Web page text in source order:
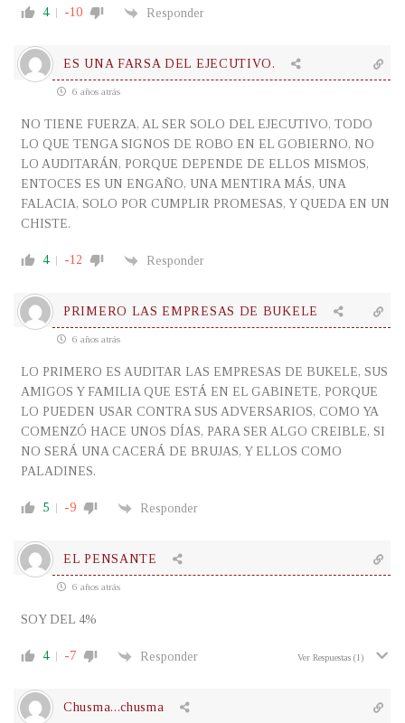
4 -10 Responder
ES UNA FARSA DEL EJECUTIVO.
6 años atrás
NO TIENE FUERZA, AL SER SOLO DEL EJECUTIVO, TODO
LO QUE TENGA SIGNOS DE ROBO EN EL GOBIERNO, NO
LO AUDITARÁN, PORQUE DEPENDE DE ELLOS MISMOS,
ENTOCES ES UN ENGAÑO, UNA MENTIRA MÁS, UNA
FALACIA, SOLO POR CUMPLIR PROMESAS, Y QUEDA EN UN
CHISTE.
4 -12 Responder
PRIMERO LAS EMPRESAS DE BUKELE
6 años atrás
LO PRIMERO ES AUDITAR LAS EMPRESAS DE BUKELE, SUS
AMIGOS Y FAMILIA QUE ESTÁ EN EL GABINETE, PORQUE
LO PUEDEN USAR CONTRA SUS ADVERSARIOS, COMO YA
COMENZÓ HACE UNOS DÍAS, PARA SER ALGO CREIBLE, SI
NO SERÁ UNA CACERÁ DE BRUJAS, Y ELLOS COMO
PALADINES.
5 -9 Responder
EL PENSANTE
6 años atrás
SOY DEL 4%
4 -7 Responder Ver Respuestas (1)
Chusma...chusma